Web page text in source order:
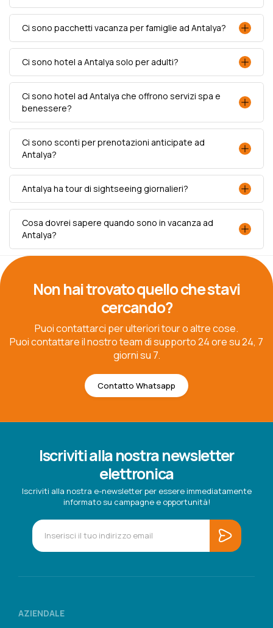
Ci sono pacchetti vacanza per famiglie ad Antalya?
Ci sono hotel a Antalya solo per adulti?
Ci sono hotel ad Antalya che offrono servizi spa e
benessere?
Ci sono sconti per prenotazioni anticipate ad
Antalya?
Antalya ha tour di sightseeing giornalieri?
Cosa dovrei sapere quando sono in vacanza ad
Antalya?
Non hai trovato quello che stavi
cercando?
Puoi contattarci per ulteriori tour o altre cose.
Puoi contattare il nostro team di supporto 24 ore su 24, 7
giorni su 7.
Contatto Whatsapp
Iscriviti alla nostra newsletter
elettronica
Iscriviti alla nostra e-newsletter per essere immediatamente
informato su campagne e opportunità!
AZIENDALE